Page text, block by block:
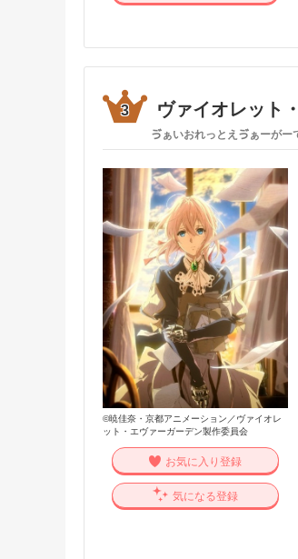
3 ヴァイオレット
ゔぁいおれっとえゔぁーがー
©暁佳奈・京都アニメーション／ヴァイオレ
ット・エヴァーガーデン製作委員会
お気に入り登録
気になる登録